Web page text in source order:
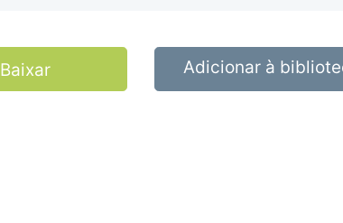
Baixar Adicionar à